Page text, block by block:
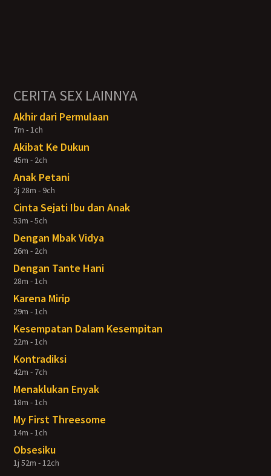
CERITA SEX LAINNYA
Akhir dari Permulaan
7m - 1ch
Akibat Ke Dukun
45m - 2ch
Anak Petani
2j 28m - 9ch
Cinta Sejati Ibu dan Anak
53m - 5ch
Dengan Mbak Vidya
26m - 2ch
Dengan Tante Hani
28m - 1ch
Karena Mirip
29m - 1ch
Kesempatan Dalam Kesempitan
22m - 1ch
Kontradiksi
42m - 7ch
Menaklukan Enyak
18m - 1ch
My First Threesome
14m - 1ch
Obsesiku
1j 52m - 12ch